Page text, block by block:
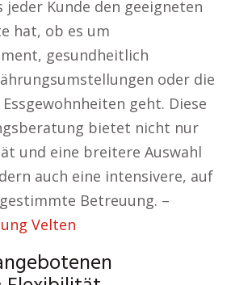
Kunde den geeigneten
hat, ob es um
gesundheitlich
oder die
geht. Diese
bietet nicht nur
und eine breitere Auswahl
auch eine intensivere, auf
Betreuung. –
Velten